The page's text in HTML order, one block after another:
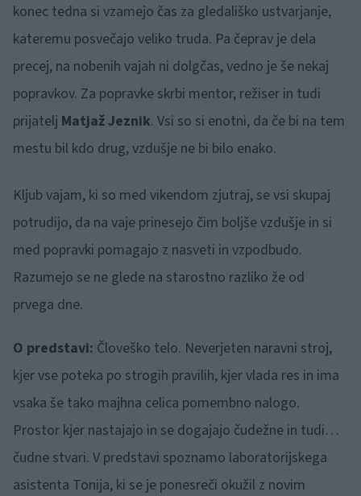
konec tedna si vzamejo čas za gledališko ustvarjanje,
kateremu posvečajo veliko truda. Pa čeprav je dela
precej, na nobenih vajah ni dolgčas, vedno je še nekaj
popravkov. Za popravke skrbi mentor, režiser in tudi
prijatelj Matjaž Jeznik. Vsi so si enotni, da če bi na tem
mestu bil kdo drug, vzdušje ne bi bilo enako.
Kljub vajam, ki so med vikendom zjutraj, se vsi skupaj
potrudijo, da na vaje prinesejo čim boljše vzdušje in si
med popravki pomagajo z nasveti in vzpodbudo.
Razumejo se ne glede na starostno razliko že od
prvega dne.
O predstavi: Človeško telo. Neverjeten naravni stroj,
kjer vse poteka po strogih pravilih, kjer vlada res in ima
vsaka še tako majhna celica pomembno nalogo.
Prostor kjer nastajajo in se dogajajo čudežne in tudi…
čudne stvari. V predstavi spoznamo laboratorijskega
asistenta Tonija, ki se je ponesreči okužil z novim